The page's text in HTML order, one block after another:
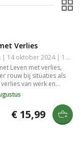
Verlies
Nederlands | Paperback | 14 oktober 2024 | 192 pagina's | 9789088974069
Leven met verlies,
rouw bij situaties als
van werk en
Artios-uitgave biedt
die met levend
waardevolle bron
en geestelijke leiders.
€ 15,99